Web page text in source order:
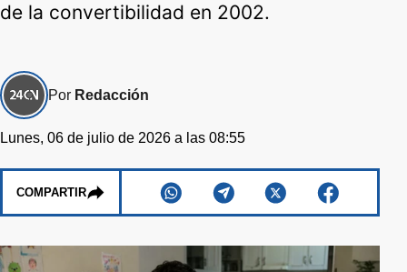
de la convertibilidad en 2002.
Por Redacción
Lunes, 06 de julio de 2026 a las 08:55
COMPARTIR